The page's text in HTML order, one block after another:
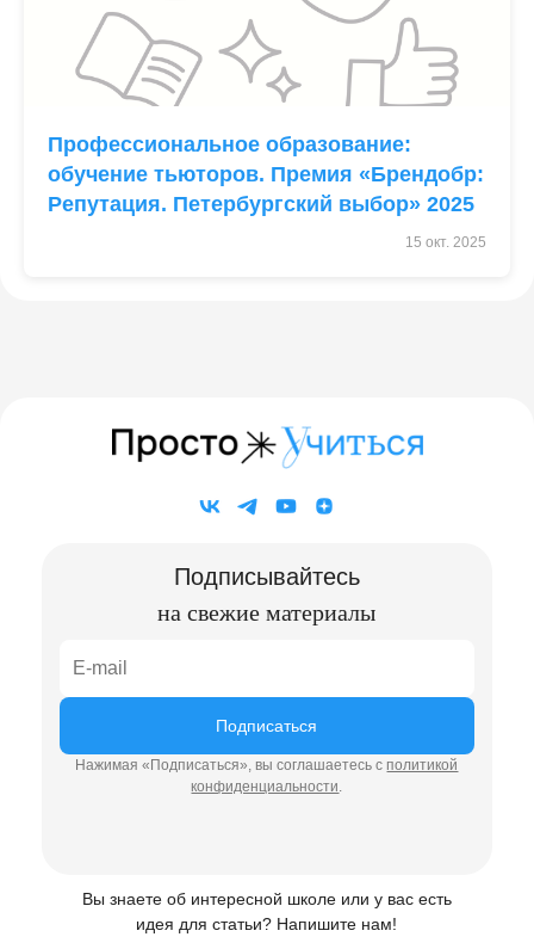
Профессиональное образование:
обучение тьюторов. Премия «Брендобр:
Репутация. Петербургский выбор» 2025
15 окт. 2025
Подписывайтесь
на свежие материалы
Подписаться
Нажимая «Подписаться», вы соглашаетесь с политикой
конфиденциальности
Вы знаете об интересной школе или у вас есть
идея для статьи? Напишите нам!